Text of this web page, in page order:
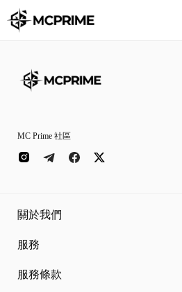
MC Prime 社區
關於我們
服務
服務條款